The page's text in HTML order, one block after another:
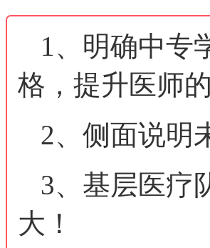
1、明确中专
格，提升医师
2、侧面说明
3、基层医疗
大！